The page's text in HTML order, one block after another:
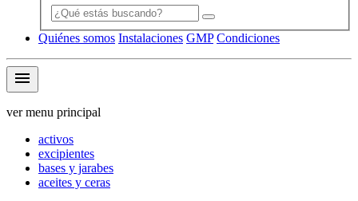
Quiénes somos Instalaciones GMP Condiciones
menu
ver menu principal
activos
excipientes
bases y jarabes
aceites y ceras